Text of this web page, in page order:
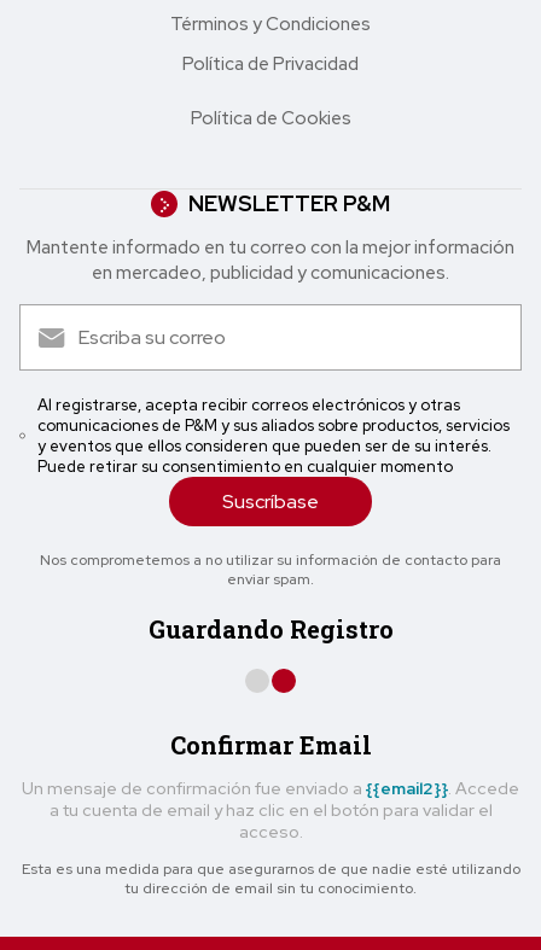
Términos y Condiciones
Política de Privacidad
Política de Cookies
NEWSLETTER P&M
Mantente informado en tu correo con la mejor in formación
en mercadeo, publicidad y comunicaciones.
Al registrarse, acepta recibir correos electrónicos y otras
comunicaciones de P&M y sus aliados sobre productos, servicios
y eventos que ellos consideren que pueden ser de su interés.
Puede retirar su consentimiento en cualquier momento
Suscríbase
Nos comprometemos a no utilizar su información de contacto para
enviar spam.
Guardando Registro
Confirmar Email
Un mensaje de confirmación fue enviado a {{email2}}. Accede
a tu cuenta de email y haz clic en el botón para validar el
acceso.
Esta es una medida para que asegurarnos de que nadie esté utilizando
tu dirección de email sin tu conocimiento.